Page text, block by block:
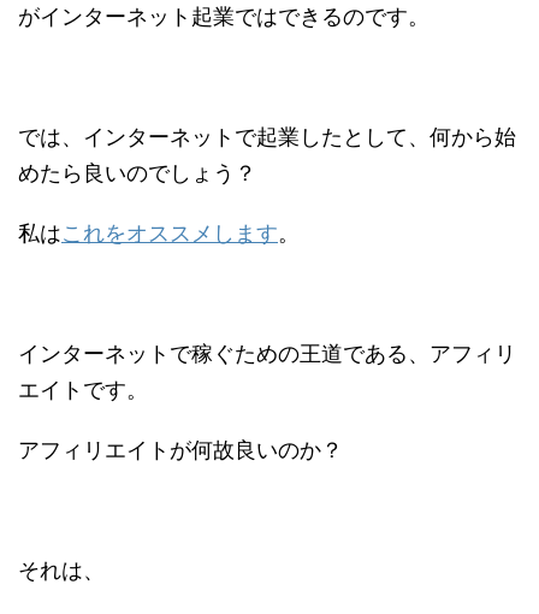
がインターネット起業ではできるのです。
では、インターネットで起業したとして、何から始
めたら良いのでしょう？
私はこれをオススメします。
インターネットで稼ぐための王道である、アフィリ
エイトです。
アフィリエイトが何故良いのか？
それは、